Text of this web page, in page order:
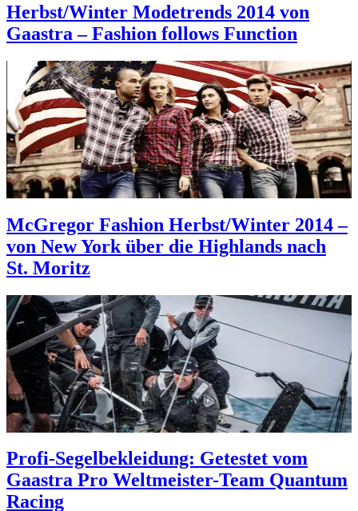
Herbst/Winter Modetrends 2014 von
Gaastra – Fashion follows Function
McGregor Fashion Herbst/Winter 2014 –
von New York über die Highlands nach
St. Moritz
Profi-Segelbekleidung: Getestet vom
Gaastra Pro Weltmeister-Team Quantum
Racing